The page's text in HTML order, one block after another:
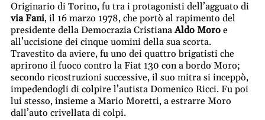
Originario di Torino, fu tra i protagonisti dell’agguato di
via Fani, il 16 marzo 1978, che portò al rapimento del
presidente della Democrazia CristianaAldo Moro e
all’uccisione dei cinque uomini della sua scorta.
Travestito da aviere, fu uno dei quattro brigatisti che
aprirono il fuoco contro la Fiat 130 con a bordo Moro;
secondo ricostruzioni successive, il suo mitra si inceppò,
impedendogli di colpire l’autista Domenico Ricci. Fu poi
lui stesso, insieme a Mario Moretti, a estrarre Moro
dall’auto crivellata di colpi.